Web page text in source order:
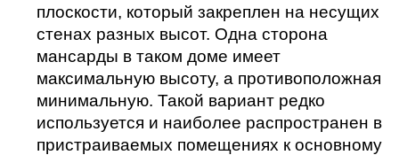
плоскости, который закреплен на несущих
стенах разных высот. Одна сторона
мансарды в таком доме имеет
максимальную высоту, а противоположная
минимальную. Такой вариант редко
используется и наиболее распространен в
пристраиваемых помещениях к основному